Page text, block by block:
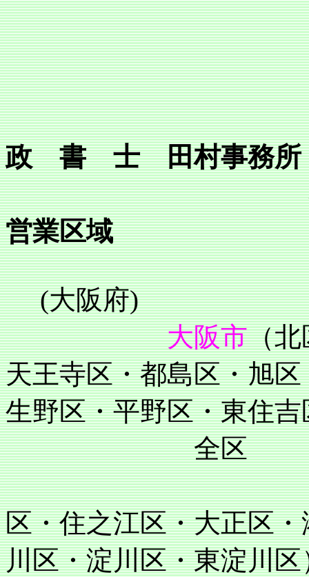
政 書 士 田村事務所
営業区域
(大阪府)
大阪市（北
天王寺区・都島区・旭
生野区・平野区・東住吉
全区
住吉区・阿
区・住之江区・大正区
川区・淀川区・東淀川区